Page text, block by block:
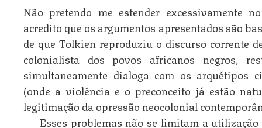
Não pretendo me estender excessivamente
acredito que os argumentos apresentados são
de que Tolkien reproduziu o discurso corrente
colonialista dos povos africanos negros,
simultaneamente dialoga com os arquétipos
(onde a violência e o preconceito já estão
legitimação da opressão neocolonial
Esses problemas não se limitam a